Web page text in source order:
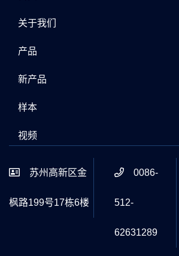
关于我们
产品
新产品
样本
视频
苏州高新区金
枫路199号17栋6楼
0086-
512-
62631289